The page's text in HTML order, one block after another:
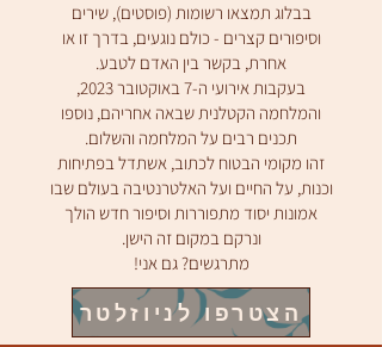
בבלוג תמצאו רשומות (פוסטים), שירים
וסיפורים קצרים - כולם נוגעים, בדרך זו או
אחרת, בקשר בין האדם לטבע.
בעקבות אירועי ה-7 באוקטובר 2023,
והמלחמה הקטלנית שבאה אחריהם, נוספו
תכנים רבים על המלחמה והשלום.
זהו מקומי הבטוח לכתוב, אשתדל בפתיחות
וכנות, על החיים ועל האלטרנטיבה בעולם שבו
אמונות יסוד מתפוררות וסיפור חדש הולך
ונרקם במקום זה הישן.
מתרגשים? גם אני!
הצטרפו לניוזלטר